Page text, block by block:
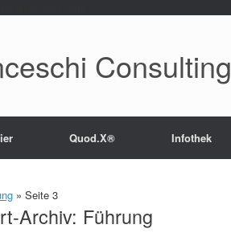
Consulting
Quod.X® Infothek
» Seite 3
Archiv: Führung